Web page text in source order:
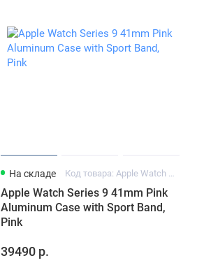
На складе Код товара: Apple Watch Series 9 41mm Pink Aluminum Case
Apple Watch Series 9 41mm Pink
Aluminum Case with Sport Band,
Pink
39490 р.